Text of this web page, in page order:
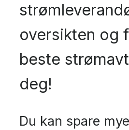
oversikten og
beste
deg!
Du kan spare